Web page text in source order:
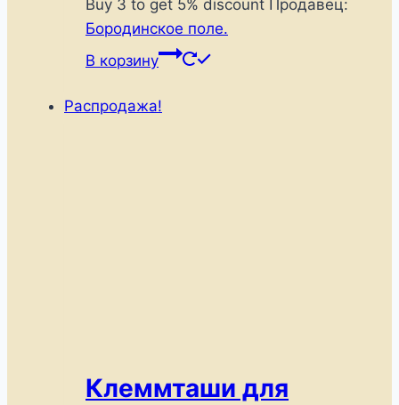
составляла
410 ₽.
360 ₽.
Buy 3 to get 5% discount
Продавец:
Бородинское поле.
В корзину
Распродажа!
Клеммташи для